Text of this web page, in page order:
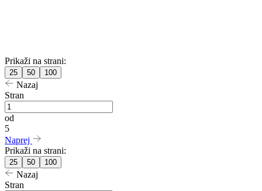
Prikaži na strani:
25 50 100
Nazaj
Stran
od
5
Naprej
Prikaži na strani:
25 50 100
Nazaj
Stran